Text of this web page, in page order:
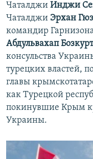
Чаталджи Инджи
Чаталджи Эрхан
командир
Абдульвахап Бозкурт
консульства
турецких властей,
главы
как Турецкой
покинувшие Крым
Украины.